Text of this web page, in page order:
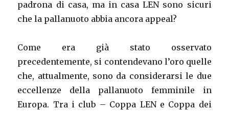
padrona di casa, ma in casa LEN sono sicuri
che la pallanuoto abbia ancora appeal?
Come era già stato osservato
precedentemente, si contendevano l’oro quelle
che, attualmente, sono da considerarsi le due
eccellenze della pallanuoto femminile in
Europa. Tra i club – Coppa LEN e Coppa dei